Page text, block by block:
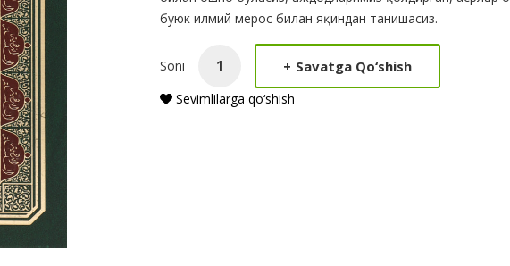
буюк илмий мерос билан яқиндан танишасиз.
Soni + Savatga Qo‘shish
Sevimlilarga qo‘shish